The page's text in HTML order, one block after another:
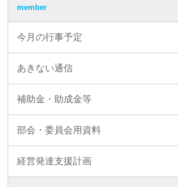
member
今月の行事予定
あきない通信
補助金・助成金等
部会・委員会用資料
経営発達支援計画